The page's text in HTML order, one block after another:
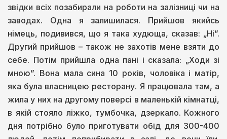
звідки всіх позабирали на роботи на залізниці чи на
заводах. Одна я залишилася. Прийшов якийсь
німець, подивився, що я така худюща, сказав: „Ні”.
Другий прийшов – також не захотів мене взяти до
себе. Потім прийшла одна пані і сказала: „Ходи зі
мною”. Вона мала сина 10 років, чоловіка і матір,
яка була власницею ресторану. Я працювала там, а
жила у них на другому поверсі в маленькій кімнатці,
в якій стояло ліжко, тумбочка, дзеркало. Кожного
дня потрібно було приготувати обід для 300-400